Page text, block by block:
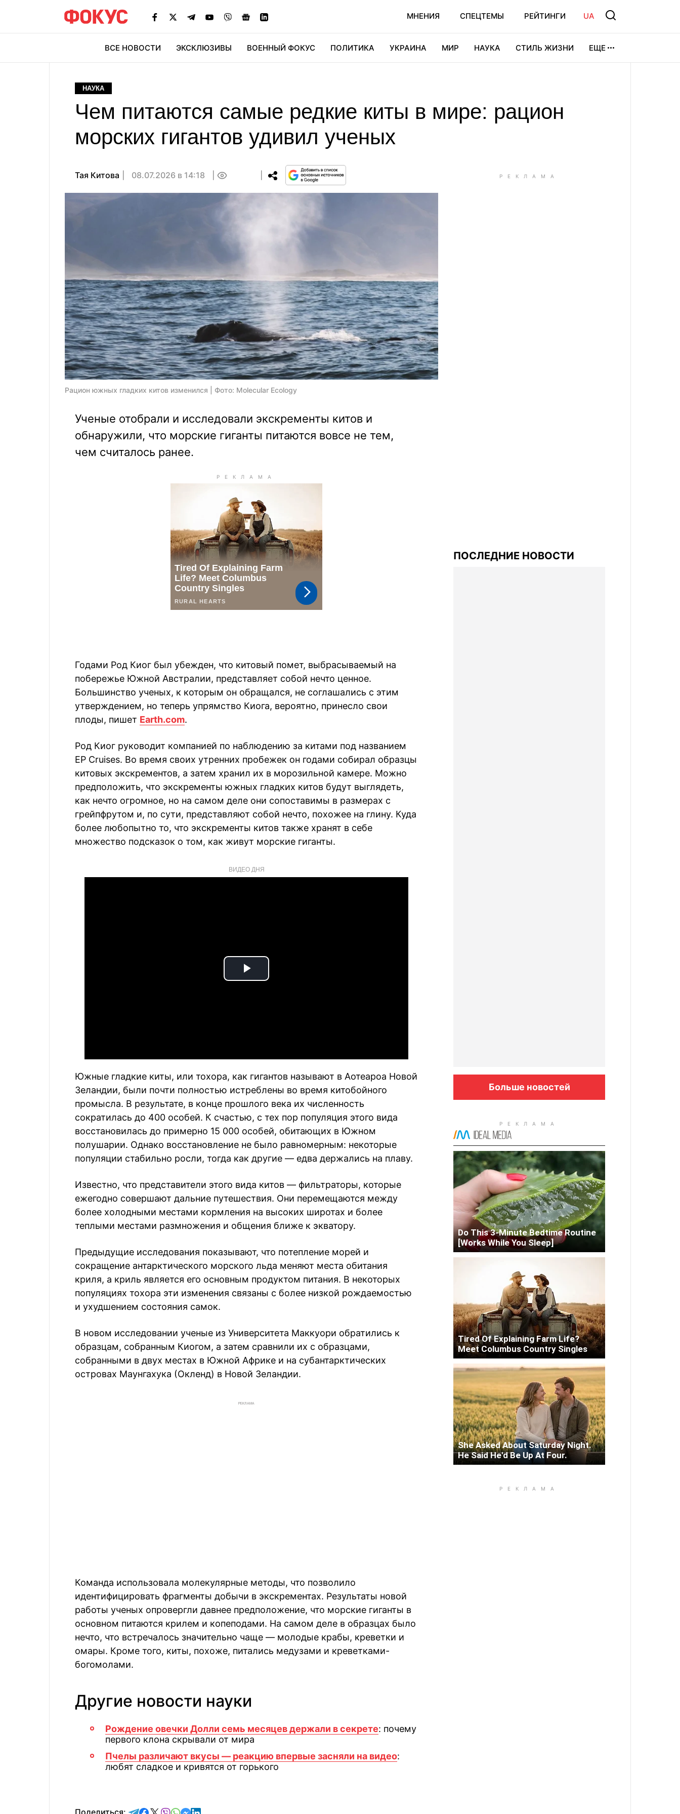
МНЕНИЯ СПЕЦТЕМЫ РЕЙТИНГИ UA
ВСЕ НОВОСТИ ЭКСКЛЮЗИВЫ ВОЕННЫЙ ФОКУС ПОЛИТИКА УКРАИНА МИР НАУКА СТИЛЬ ЖИЗНИ ЕЩЕ
НАУКА
Чем питаются самые редкие киты в мире: рацион
морских гигантов удивил ученых
Тая Китова 08.07.2026 в 14:18
Рацион южных гладких китов изменился | Фото: Molecular Ecology
Ученые отобрали и исследовали экскременты китов и
обнаружили, что морские гиганты питаются вовсе не тем,
чем считалось ранее.
Годами Род Киог был убежден, что китовый помет, выбрасываемый на
побережье Южной Австралии, представляет собой нечто ценное.
Большинство ученых, к которым он обращался, не соглашались с этим
утверждением, но теперь упрямство Киога, вероятно, принесло свои
плоды, пишет Earth.com.
Род Киог руководит компанией по наблюдению за китами под названием
EP Cruises. Во время своих утренних пробежек он годами собирал образцы
китовых экскрементов, а затем хранил их в морозильной камере. Можно
предположить, что экскременты южных гладких китов будут выглядеть,
как нечто огромное, но на самом деле они сопоставимы в размерах с
грейпфрутом и, по сути, представляют собой нечто, похожее на глину. Куда
более любопытно то, что экскременты китов также хранят в себе
множество подсказок о том, как живут морские гиганты.
ВИДЕО ДНЯ
Play
Южные гладкие киты, или тохора, как гигантов называют в Аотеароа Новой
Зеландии, были почти полностью истреблены во время китобойного
промысла. В результате, в конце прошлого века их численность
сократилась до 400 особей. К счастью, с тех пор популяция этого вида
восстановилась до примерно 15 000 особей, обитающих в Южном
полушарии. Однако восстановление не было равномерным: некоторые
популяции стабильно росли, тогда как другие — едва держались на плаву.
Известно, что представители этого вида китов — фильтраторы, которые
ежегодно совершают дальние путешествия. Они перемещаются между
более холодными местами кормления на высоких широтах и более
теплыми местами размножения и общения ближе к экватору.
Предыдущие исследования показывают, что потепление морей и
сокращение антарктического морского льда меняют места обитания
криля, а криль является его основным продуктом питания. В некоторых
популяциях тохора эти изменения связаны с более низкой рождаемостью
и ухудшением состояния самок.
В новом исследовании ученые из Университета Маккуори обратились к
образцам, собранным Киогом, а затем сравнили их с образцами,
собранными в двух местах в Южной Африке и на субантарктических
островах Маунгахука (Окленд) в Новой Зеландии.
РЕКЛАМА
Команда использовала молекулярные методы, что позволило
идентифицировать фрагменты добычи в экскрементах. Результаты новой
работы ученых опровергли давнее предположение, что морские гиганты в
основном питаются крилем и копеподами. На самом деле в образцах было
нечто, что встречалось значительно чаще — молодые крабы, креветки и
омары. Кроме того, киты, похоже, питались медузами и креветками-
богомолами.
Другие новости науки
Рождение овечки Долли семь месяцев держали в секрете: почему
первого клона скрывали от мира
Пчелы различают вкусы — реакцию впервые засняли на видео:
любят сладкое и кривятся от горького
Поделиться: отправить в Telegram
поделиться в Facebook
поделиться в X
отправить в Viber
отправить в Whatsapp
отправить в Messenger
отправить в LinkedIn
ПОСЛЕДНИЕ НОВОСТИ
Больше новостей